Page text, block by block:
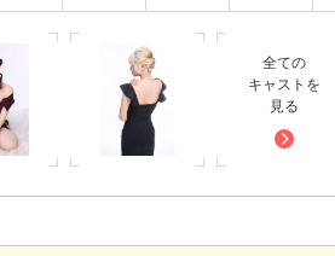
全ての
キャストを
見る